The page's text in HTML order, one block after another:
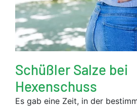
Schüßler Salze bei
Hexenschuss
Es gab eine Zeit, in der